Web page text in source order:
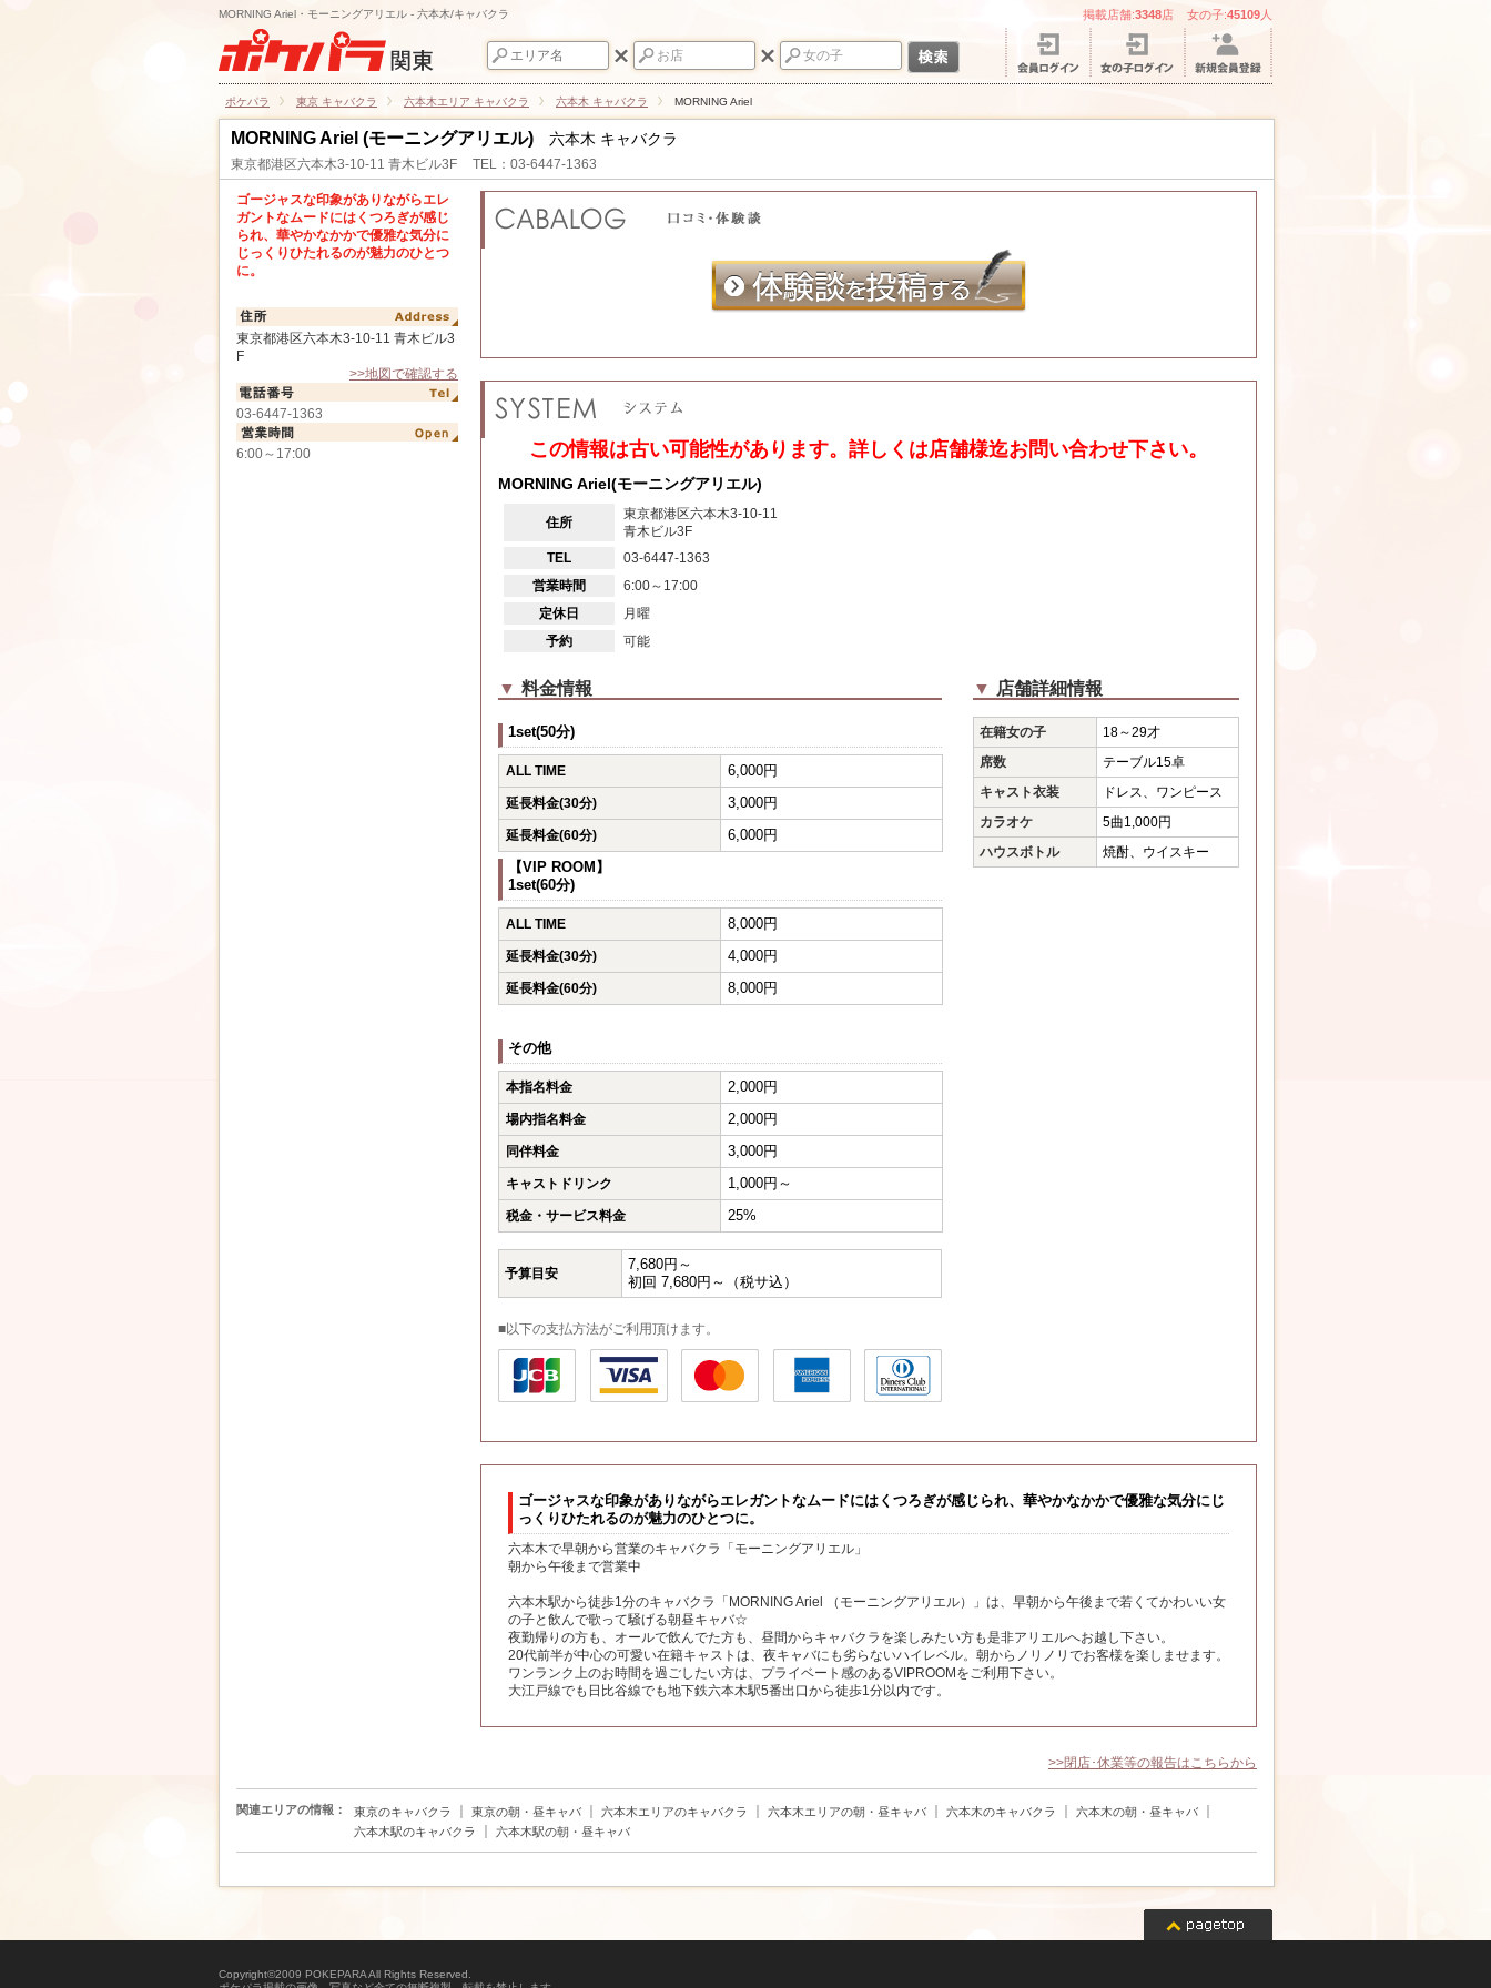
MORNING Ariel・モーニングアリエル - 六本木/キャバクラ 掲載店舗:3348店 女の子:45109 人
ポケパラ 東京 キャバクラ 六本木エリア キャバクラ 六本木 キャバクラ MORNING Ariel
MORNING Ariel (モーニングアリエル) 六本木 キャバクラ
東京都港区六本木3-10-11 青木ビル3F TEL：03-6447-1363
ゴージャスな印象がありながらエレ
ガントなムードにはくつろぎが感じ
られ、華やかなかかで優雅な気分に
じっくりひたれるのが魅力のひとつ
に。
東京都港区六本木3-10-11 青木ビル3
F
>>地図で確認する
03-6447-1363
6:00～17:00 この情報は古い可能性があります。詳しくは店舗様迄お問い合わせ下さい。
MORNING Ariel(モーニングアリエル)
住所
東京都港区六本木3-10-11
青木ビル3F
TEL
03-6447-1363
営業時間
6:00～17:00
定休日
月曜
予約
可能
▼ 料金情報
1set(50分)
ALL TIME 6,000円
延長料金(30分) 3,000円
延長料金(60分)
6,000円
【VIP ROOM】
1set(60分)
ALL TIME 8,000円
延長料金(30分) 4,000円
延長料金(60分) 8,000円
その他
本指名料金 2,000円
場内指名料金 2,000円
同伴料金 3,000円
キャストドリンク 1,000円～
税金・サービス料金 25%
予算目安
7,680円～
初回 7,680円～（税サ込）
■以下の支払方法がご利用頂けます。
▼ 店舗詳細情報
在籍女の子
18～29才
席数
テーブル15卓
キャスト衣装
ドレス、ワンピース
カラオケ
5曲1,000円
ハウスボトル
焼酎、ウイスキー
ゴージャスな印象がありながらエレガントなムードにはくつろぎが感じられ、華やかなかかで優雅な気分にじ
っくりひたれるのが魅力のひとつに。
六本木で早朝から営業のキャバクラ「モーニングアリエル」
朝から午後まで営業中
六本木駅から徒歩1分のキャバクラ「MORNING Ariel （モーニングアリエル）」は、早朝から午後まで若くてかわいい女
の子と飲んで歌って騒げる朝昼キャバ☆
夜勤帰りの方も、オールで飲んでた方も、昼間からキャバクラを楽しみたい方も是非アリエルへお越し下さい。
20代前半が中心の可愛い在籍キャストは、夜キャバにも劣らないハイレベル。朝からノリノリでお客様を楽しませます。
ワンランク上のお時間を過ごしたい方は、プライベート感のあるVIPROOMをご利用下さい。
大江戸線でも日比谷線でも地下鉄六本木駅5番出口から徒歩1分以内です。
>>閉店･休業等の報告はこちらから
関連エリアの情報： 東京のキャバクラ ｜ 東京の朝・昼キャバ ｜ 六本木エリアのキャバクラ ｜ 六本木エリアの朝・昼キャバ ｜ 六本木のキャバクラ ｜ 六本木の朝・昼キャバ ｜
六本木駅のキャバクラ ｜ 六本木駅の朝・昼キャバ
Copyright©2009 POKEPARA All Rights Reserved.